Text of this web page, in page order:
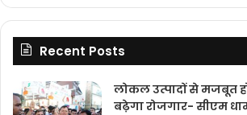
Recent Posts
लोकल उत्पादों से मजबूत
बढ़ेगा रोजगार- सीएम